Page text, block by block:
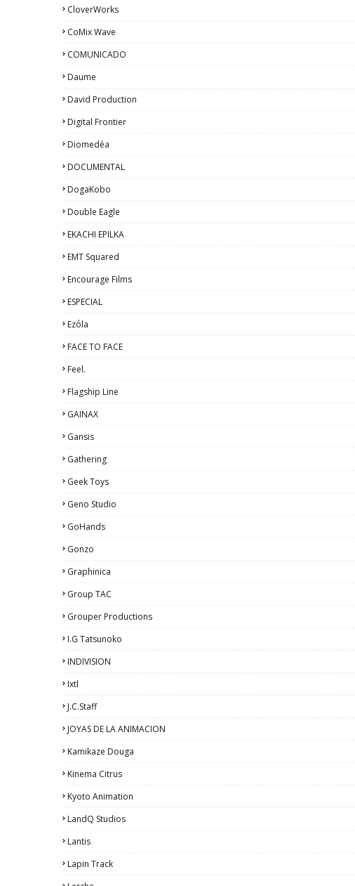
CloverWorks
CoMix Wave
COMUNICADO
Daume
David Production
Digital Frontier
Diomedéa
DOCUMENTAL
DogaKobo
Double Eagle
EKACHI EPILKA
EMT Squared
Encourage Films
ESPECIAL
Ezόla
FACE TO FACE
Feel.
Flagship Line
GAINAX
Gansis
Gathering
Geek Toys
Geno Studio
GoHands
Gonzo
Graphinica
Group TAC
Grouper Productions
I.G Tatsunoko
INDIVISION
Ixtl
J.C.Staff
JOYAS DE LA ANIMACION
Kamikaze Douga
Kinema Citrus
Kyoto Animation
LandQ Studios
Lantis
Lapin Track